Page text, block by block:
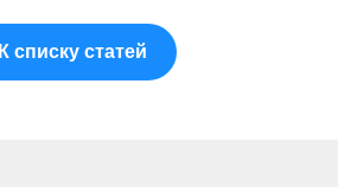
К списку статей